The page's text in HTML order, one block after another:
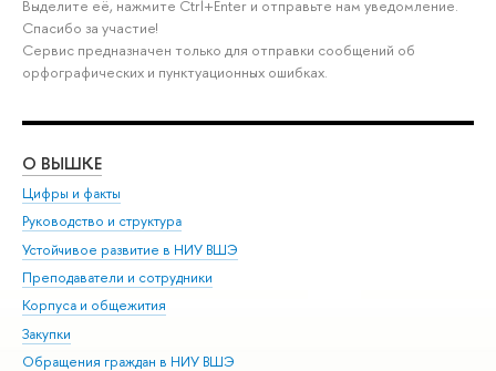
Выделите её, нажмите Ctrl+Enter и отправьте нам уведомление.
Спасибо за участие!
Сервис предназначен только для отправки сообщений об
орфографических и пунктуационных ошибках.
О ВЫШКЕ
Цифры и факты
Руководство и структура
Устойчивое развитие в НИУ ВШЭ
Преподаватели и сотрудники
Корпуса и общежития
Закупки
Обращения граждан в НИУ ВШЭ